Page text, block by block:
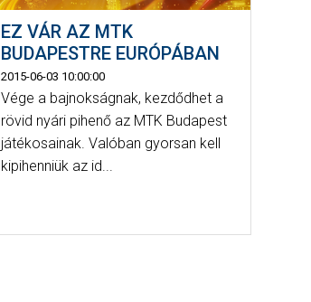
EZ VÁR AZ MTK
BUDAPESTRE EURÓPÁBAN
2015-06-03 10:00:00
Vége a bajnokságnak, kezdődhet a
rövid nyári pihenő az MTK Budapest
játékosainak. Valóban gyorsan kell
kipihenniük az id...